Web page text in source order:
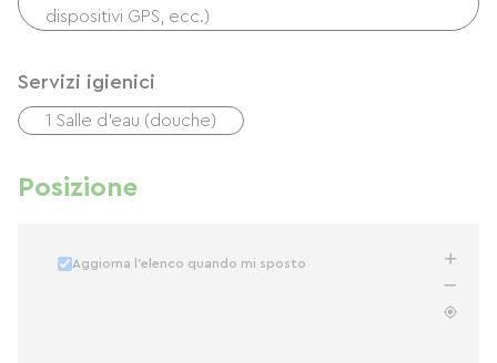
dispositivi GPS, ecc.)
Servizi igienici
1 Salle d'eau (douche)
Posizione
Aggiorna l'elenco quando mi sposto